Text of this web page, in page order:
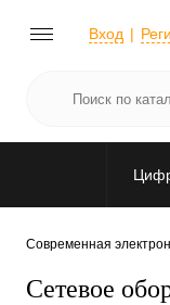
Вход
Современная
Сетевое